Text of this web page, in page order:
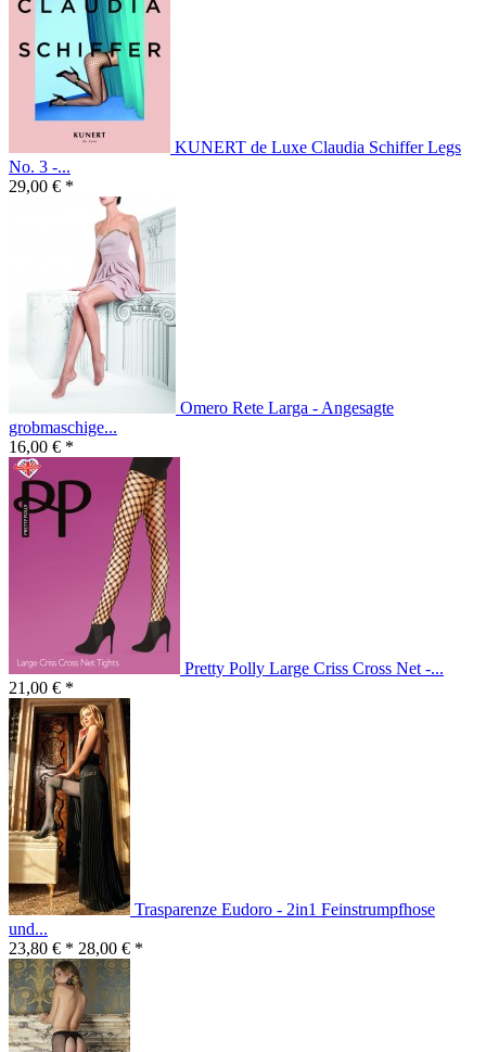
KUNERT de Luxe Claudia Schiffer Legs
No. 3 -...
29,00 € *
Omero Rete Larga - Angesagte
grobmaschige...
16,00 € *
Pretty Polly Large Criss Cross Net -...
21,00 € *
Trasparenze Eudoro - 2in1 Feinstrumpfhose
und...
23,80 € * 28,00 € *